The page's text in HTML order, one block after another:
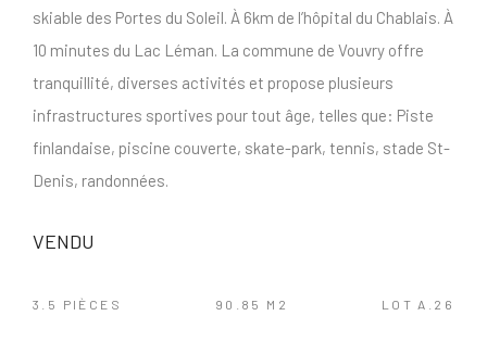
skiable des Portes du Soleil. À 6km de l’hôpital du Chablais. À
10 minutes du Lac Léman. La commune de Vouvry offre
tranquillité, diverses activités et propose plusieurs
infrastructures sportives pour tout âge, telles que: Piste
finlandaise, piscine couverte, skate-park, tennis, stade St-
Denis, randonnées.
VENDU
3.5 PIÈCES 90.85 M2 LOT A.26